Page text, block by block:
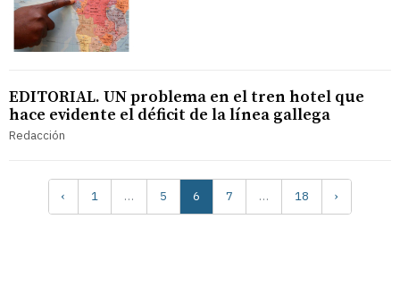
EDITORIAL. UN problema en el tren hotel que
hace evidente el déficit de la línea gallega
Redacción
‹ 1 … 5 6 7 … 18 ›